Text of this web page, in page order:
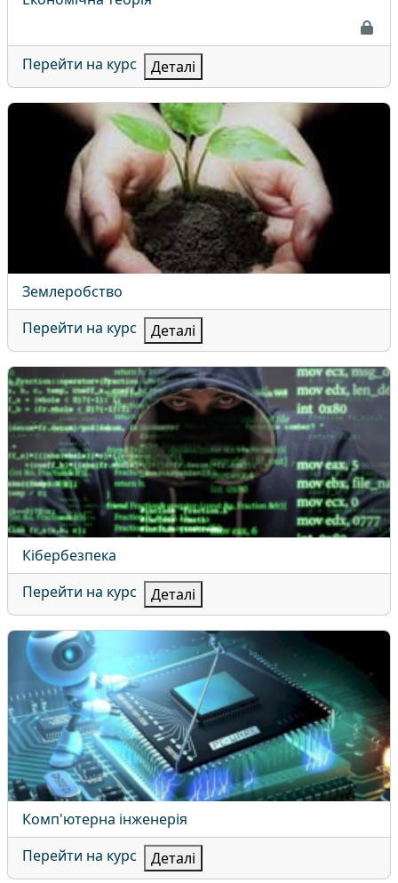
Перейти на курс Деталі
Землеробство
Назва курсу
Землеробство
Перейти на курс
Деталі
Кібербезпека
Назва курсу
Кібербезпека
Перейти на курс
Деталі
Комп'ютерна інженерія
Назва курсу
Комп'ютерна інженерія
Перейти на курс
Деталі